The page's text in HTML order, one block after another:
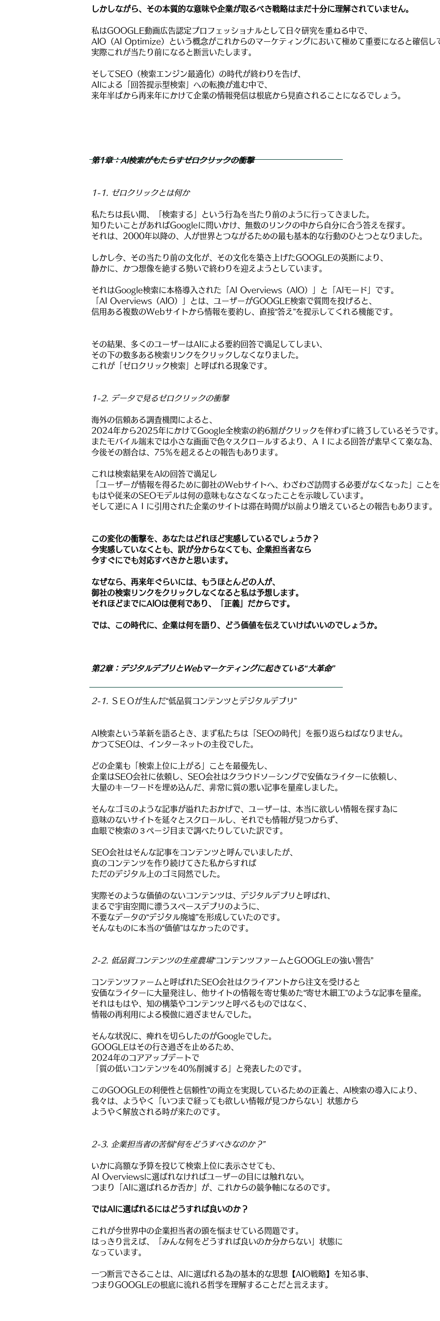
しかしながら、その本質的な意味や企業が取るべき戦略はまだ十分に理解されていません。
私はGOOGLE動画広告認定プロフェッショナルとして日々研究を重ねる中で、
AIO（AI Optimize）という概念がこれからのマーケティングにおいて極めて重要になると確信し
実際これが当たり前になると断言いたします。
そしてSEO（検索エンジン最適化）の時代が終わりを告げ、
AIによる「回答提示型検索」への転換が進む中で、
来年半ばから再来年にかけて企業の情報発信は根底から見直されることになるでしょう。
第1章：AI検索がもたらすゼロクリックの衝撃
1-1. ゼロクリックとは何か
私たちは長い間、「検索する」という行為を当たり前のように行ってきました。
知りたいことがあればGoogleに問いかけ、無数のリンクの中から自分に合う答えを探す。
それは、2000年以降の、人が世界とつながるための最も基本的な行動のひとつとなりました。
しかし今、その当たり前の文化が、その文化を築き上げたGOOGLEの英断により、
静かに、かつ想像を絶する勢いで終わりを迎えようとしています。
それはGoogle検索に本格導入された「AI Overviews（AIO）」と「AIモード」です。
「AI Overviews（AIO）」とは、ユーザーがGOOGLE検索で質問を投げると、
信用ある複数のWebサイトから情報を要約し、直接“答え”を提示してくれる機能です。
その結果、多くのユーザーはAIによる要約回答で満足してしまい、
その下の数多ある検索リンクをクリックしなくなりました。
これが「ゼロクリック検索」と呼ばれる現象です。
1-2. データで見るゼロクリックの衝撃
海外の信頼ある調査機関によると、
2024年から2025年にかけてGoogle全検索の約6割がクリックを伴わずに終了しているそうです。
またモバイル端末では小さな画面で色々スクロールするより、ＡＩによる回答が素早くて楽な為、
今後その割合は、75％を超えるとの報告もあります。
これは検索結果をAIの回答で満足し
「ユーザーが情報を得るために御社のWebサイトへ、わざわざ訪問する必要がなくなった」ことを
もはや従来のSEOモデルは何の意味もなさなくなったことを示唆しています。
そして逆にＡＩに引用された企業のサイトは滞在時間が以前より増えているとの報告もあります。
この変化の衝撃を、あなたはどれほど実感しているでしょうか？
今実感していなくとも、訳が分からなくても、企業担当者なら
今すぐにでも対応すべきかと思います。
なぜなら、 再来年ぐらいには、もうほとんどの人が、
御社の検索リンクをクリックしなくなると私は予想します。
それほどまでにAIOは便利であり、「正義」だからです。
では、この時代に、企業は何を語り、どう価値を伝えていけばいいのでしょうか。
第2章：デジタルデブリとWebマーケティングに起きている“大革命”
2-1. ＳＥＯが生んだ“低品質コンテンツとデジタルデブリ”
AI検索という革新を語るとき、まず私たちは「SEOの時代」を振り返らねばなりません。
かつてSEOは、インターネットの主役でした。
どの企業も「検索上位に上がる」ことを最優先し、
企業はSEO会社に依頼し、SEO会社はクラウドソーシングで安価なライターに依頼し、
大量のキーワードを埋め込んだ、非常に質の悪い記事を量産しました。
そんなゴミのような記事が溢れたおかげで、ユーザーは、本当に欲しい情報を探す為に
意味のないサイトを延々とスクロールし、 それでも情報が見つからず、
血眼で検索の３ページ目まで調べたりしていた訳です。
SEO会社はそんな記事をコンテンツと呼んでいましたが、
真のコンテンツを作り続けてきた私からすれば
ただのデジタル上のゴミ同然でした。
実際そのような価値のないコンテンツは、デジタルデブリと呼ばれ、
まるで宇宙空間に漂うスペースデブリのように、
不要なデータの“デジタル廃墟”を形成していたのです。
そんなものに本当の“価値”はなかったのです。
2-2. 低品質コンテンツの生産農場“コンテンツファームとGOOGLEの強い警告”
コンテンツファームと呼ばれたSEO会社はクライアントから注文を受けると
安価なライターに大量発注し、他サイトの情報を寄せ集めた“寄せ木細工”のような記事を量産。
それはもはや、知の構築やコンテンツと呼べるものではなく、
情報の再利用による模倣に過ぎませんでした。
そんな状況に、痺れを切らしたのがGoogleでした。
GOOGLEはその行き過ぎを止めるため、
2024年のコアアップデートで
「質の低いコンテンツを40％削減する」と発表したのです。
このGOOGLEの利便性と信頼性”の両立を実現しているための正義と、AI検索の導入により、
我々は、ようやく「いつまで経っても欲しい情報が見つからない」状態から
ようやく解放される時が来たのです。
2-3. 企業担当者の苦悩“何をどうすべきなのか？”​
いかに高額な予算を投じて検索上位に表示させても、
AI Overviewsに選ばれなければユーザーの目には触れない。
つまり「AIに選ばれるか否か」が、これからの競争軸になるのです。
ではAIに選ばれるにはどうすれば良いのか？
これが今世界中の企業担当者の頭を悩ませている問題です。
はっきり言えば、「みんな何をどうすれば良いのか分からない」状態に
なっています。
一つ断言できることは、AIに選ばれる為の基本的な思想【AIO戦略】を知る事、
つまりGOOGLEの根底に流れる哲学を理解することだと言えます。